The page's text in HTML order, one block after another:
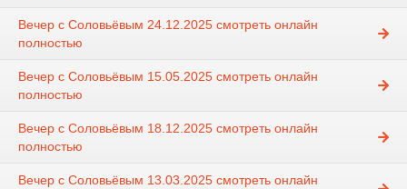
Вечер с Соловьёвым 24.12.2025 смотреть онлайн
полностью
Вечер с Соловьёвым 15.05.2025 смотреть онлайн
полностью
Вечер с Соловьёвым 18.12.2025 смотреть онлайн
полностью
Вечер с Соловьёвым 13.03.2025 смотреть онлайн